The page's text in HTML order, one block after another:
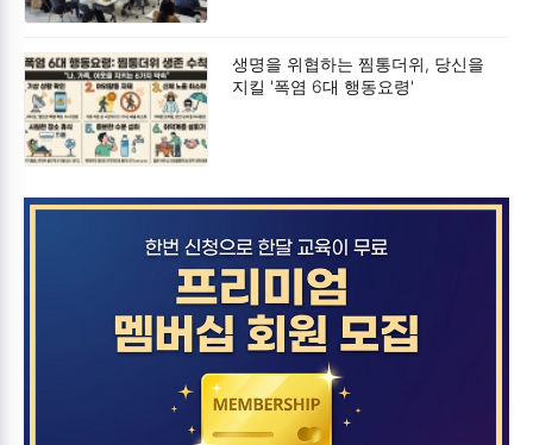
생명을 위협하는 찜통더위, 당신을
지킬 '폭염 6대 행동요령'